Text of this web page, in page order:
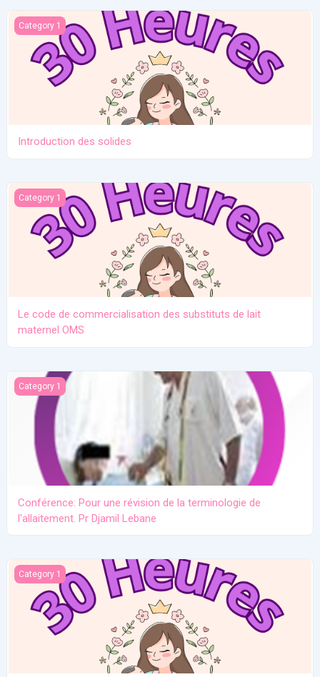
Introduction des solides
Category 1
Introduction des solides
Le code de commercialisation des substituts de lait maternel
Category 1
Le code de commercialisation des substituts de lait
maternel OMS
Conférence: Pour une révision de la terminologie de l'allaitement.
Category 1
Conférence: Pour une révision de la terminologie de
l'allaitement. Pr Djamil Lebane
Les problèmes communs en allaitement maternel
Category 1